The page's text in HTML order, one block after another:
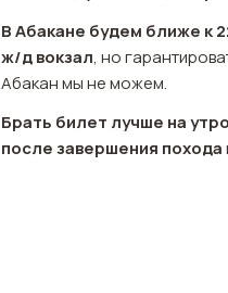
В Абакане будем ближе к
ж/д вокзал, но
Абакан мы не можем.
Брать билет лучше на
после завершения похода